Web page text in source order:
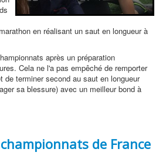
en réalisant un saut en longueur à
après un préparation
Cela ne l'a pas empêché de remporter
de terminer second au saut en longueur
sa blessure) avec un meilleur bond à
de France